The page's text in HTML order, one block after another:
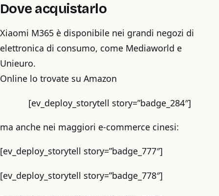
Dove acquistarlo
Xiaomi M365 è disponibile nei grandi negozi di
elettronica di consumo, come Mediaworld e
Unieuro.
Online lo trovate su Amazon
[ev_deploy_storytell story=”badge_284″]
ma anche nei maggiori e-commerce cinesi:
[ev_deploy_storytell story=”badge_777″]
[ev_deploy_storytell story=”badge_778″]